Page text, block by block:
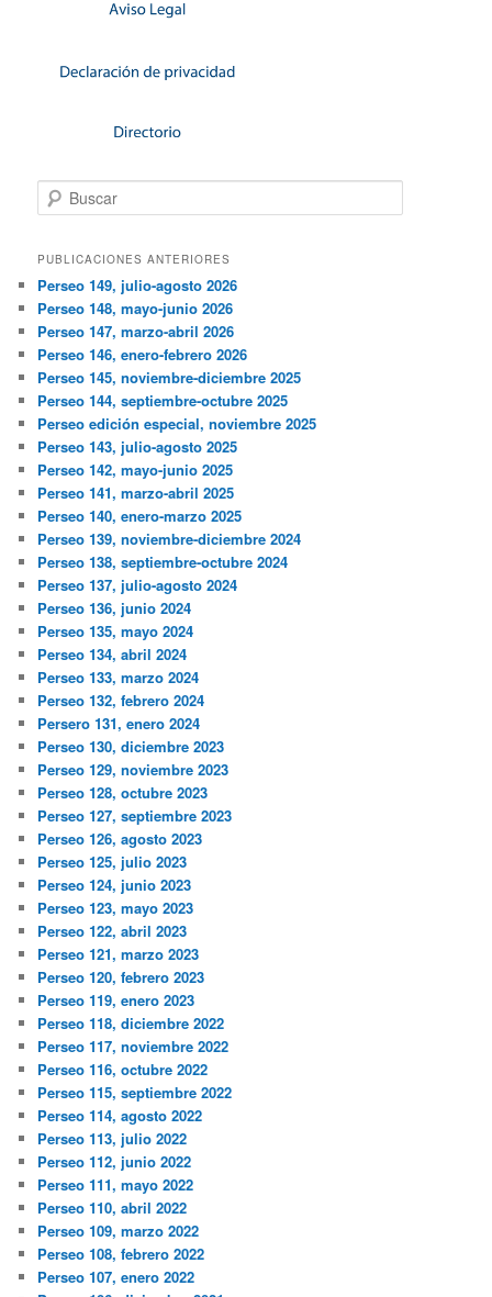
Buscar
PUBLICACIONES ANTERIORES
Perseo 149, julio-agosto 2026
Perseo 148, mayo-junio 2026
Perseo 147, marzo-abril 2026
Perseo 146, enero-febrero 2026
Perseo 145, noviembre-diciembre 2025
Perseo 144, septiembre-octubre 2025
Perseo edición especial, noviembre 2025
Perseo 143, julio-agosto 2025
Perseo 142, mayo-junio 2025
Perseo 141, marzo-abril 2025
Perseo 140, enero-marzo 2025
Perseo 139, noviembre-diciembre 2024
Perseo 138, septiembre-octubre 2024
Perseo 137, julio-agosto 2024
Perseo 136, junio 2024
Perseo 135, mayo 2024
Perseo 134, abril 2024
Perseo 133, marzo 2024
Perseo 132, febrero 2024
Persero 131, enero 2024
Perseo 130, diciembre 2023
Perseo 129, noviembre 2023
Perseo 128, octubre 2023
Perseo 127, septiembre 2023
Perseo 126, agosto 2023
Perseo 125, julio 2023
Perseo 124, junio 2023
Perseo 123, mayo 2023
Perseo 122, abril 2023
Perseo 121, marzo 2023
Perseo 120, febrero 2023
Perseo 119, enero 2023
Perseo 118, diciembre 2022
Perseo 117, noviembre 2022
Perseo 116, octubre 2022
Perseo 115, septiembre 2022
Perseo 114, agosto 2022
Perseo 113, julio 2022
Perseo 112, junio 2022
Perseo 111, mayo 2022
Perseo 110, abril 2022
Perseo 109, marzo 2022
Perseo 108, febrero 2022
Perseo 107, enero 2022